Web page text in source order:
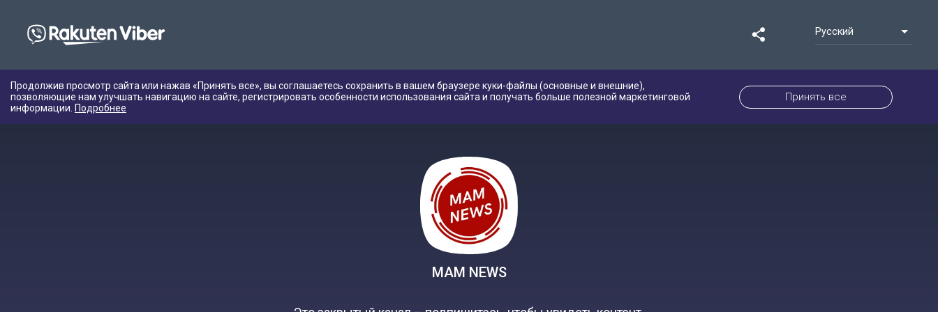
Русский
Продолжив просмотр сайта или нажав «Принять все», вы соглашаетесь сохранить в вашем браузере куки-файлы (основные и внешние),
позволяющие нам улучшать навигацию на сайте, регистрировать особенности использования сайта и получать больше полезной маркетинговой
информации. Подробнее
Принять все
MAM NEWS